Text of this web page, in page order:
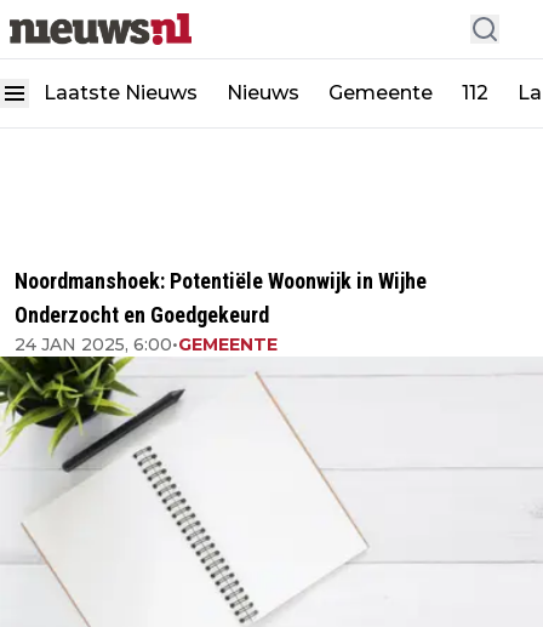
Laatste Nieuws Nieuws Gemeente 112
Noordmanshoek: Potentiële Woonwijk in Wijhe
Onderzocht en Goedgekeurd
24 JAN 2025, 6:00•GEMEENTE